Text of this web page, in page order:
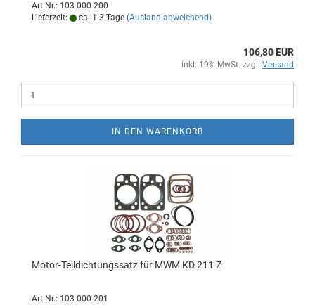
Art.Nr.: 103 000 200
Lieferzeit:
ca. 1-3 Tage (Ausland abweichend)
106,80 EUR
inkl. 19% MwSt. zzgl. Versand
IN DEN WARENKORB
Motor-Teildichtungssatz für MWM KD 211 Z
Art.Nr.: 103 000 201